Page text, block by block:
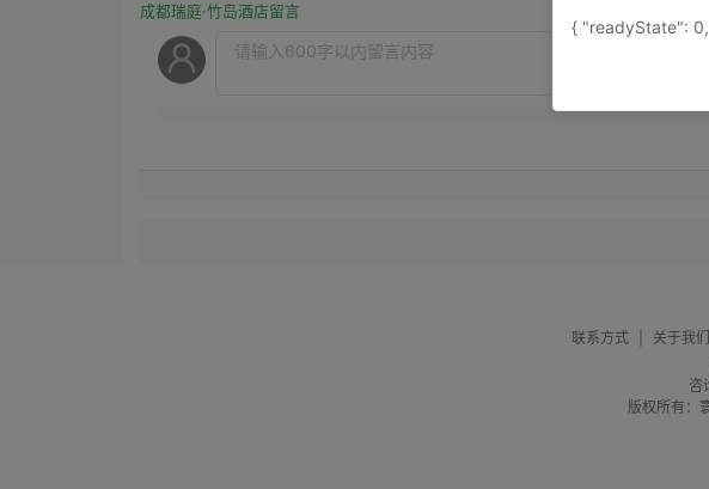
成都瑞庭·竹岛酒店留言
联系方式 关于我们
咨
版权所有：
{ "readyState":